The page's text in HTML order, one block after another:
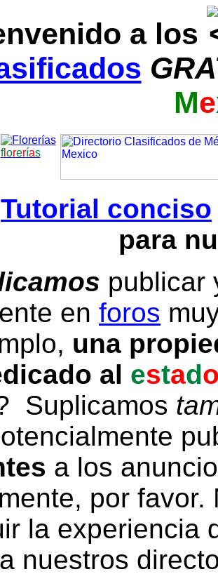
a los
Me
florerías
Tutorial conciso
para
publicar
en foros
una
al estad
Suplicamos
a los
por
la experiencia
nuestros